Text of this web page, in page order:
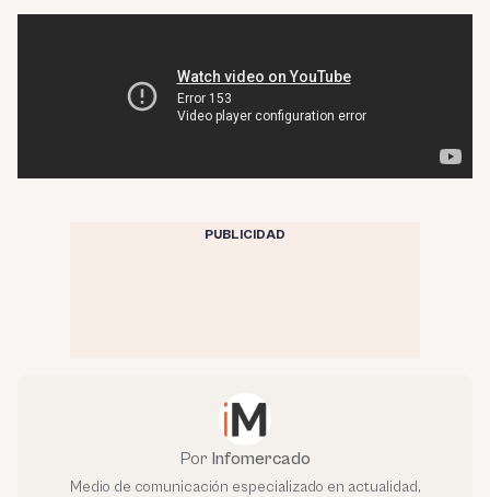
PUBLICIDAD
Por Infomercado
Medio de comunicación especializado en actualidad,